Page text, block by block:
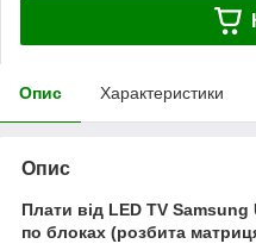
Опис Характеристики
Опис
Плати від LED TV Samsung
по блоках (розбита